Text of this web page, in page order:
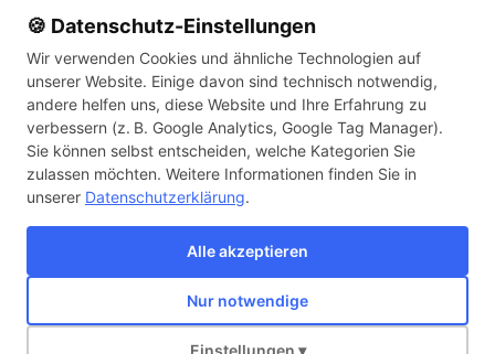
🍪 Datenschutz-Einstellungen
Wir verwenden Cookies und ähnliche Technologien auf
unserer Website. Einige davon sind technisch notwendig,
andere helfen uns, diese Website und Ihre Erfahrung zu
verbessern (z. B. Google Analytics, Google Tag Manager).
Sie können selbst entscheiden, welche Kategorien Sie
zulassen möchten. Weitere Informationen finden Sie in
unserer Datenschutzerklärung.
Alle akzeptieren
Nur notwendige
Einstellungen ▾
BMW
Z3
Coupe
2001/06-
2003/06
ccm,
239
KW,
325
PS
BMW
Coupe
2001/06
321
Über unsKontaktVersandImpressumAGBWiderruf